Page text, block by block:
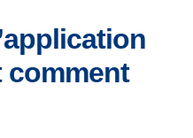
comment